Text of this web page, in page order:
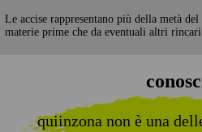
Le accise rappresentano più della metà
materie prime che da eventuali altri
quiinzona non è una